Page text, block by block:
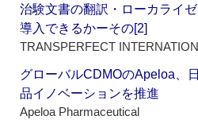
治験文書の翻訳・ローカライ
導入できるかーその[2]
TRANSPERFECT
グローバルCDMOのApeloa、
品イノベーションを推進
Apeloa Pharmaceutical